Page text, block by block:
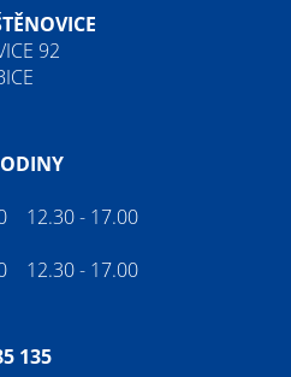
92
12.30 - 17.00
12.30 - 17.00
135